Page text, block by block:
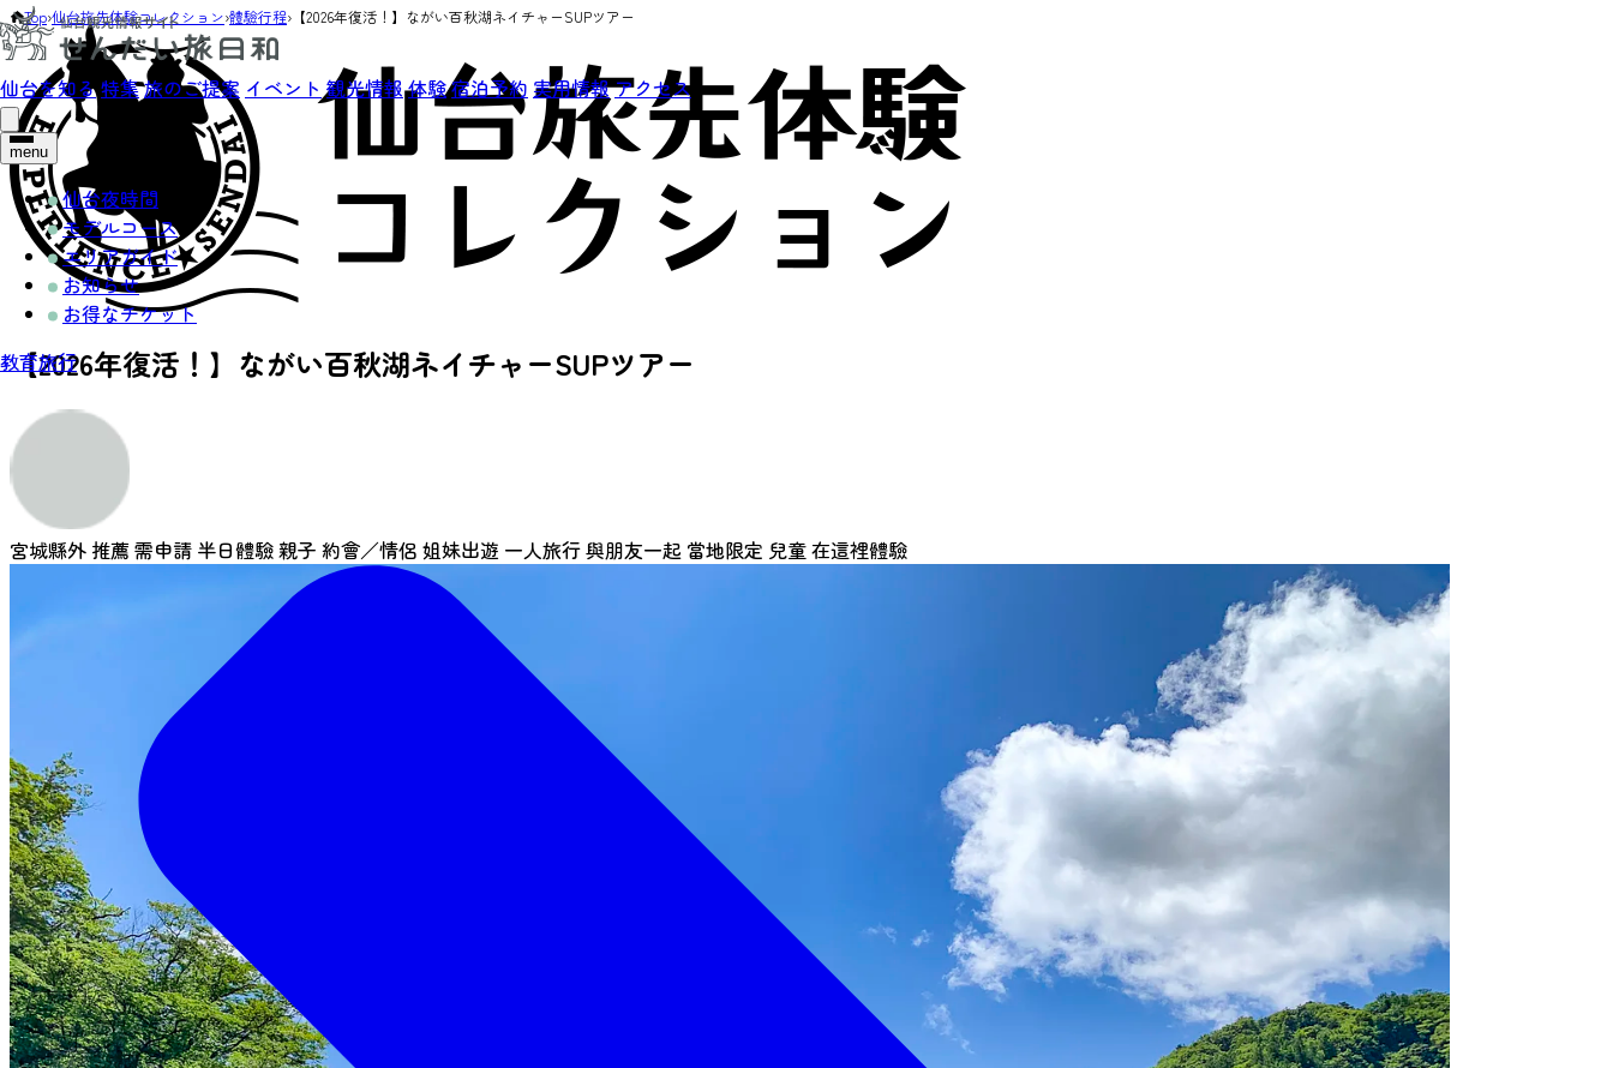
仙台を知る特集旅のご提案 イベント 観光情報 体験宿泊予約 実用情報アクセス
menu
仙台夜時間
モデルコース
エリアガイド
お知らせ
お得なチケット
教育旅行
Top›仙台旅先体験コレクション›體驗行程› 【2026年復活！】ながい百秋湖ネイチャーSUPツアー
【2026年復活！】ながい百秋湖ネイチャーSUPツアー
宮城縣外 推薦需申請 半日體驗親子 約會／情侶 姐妹出遊 一人旅行與朋友一起 當地限定 兒童在這裡體驗